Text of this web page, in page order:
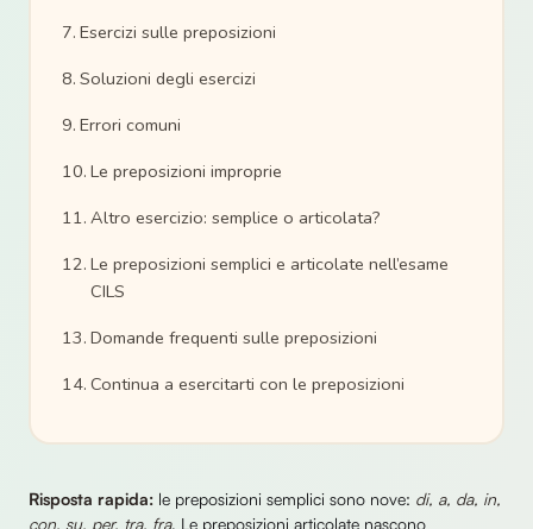
Esercizi sulle preposizioni
Soluzioni degli esercizi
Errori comuni
Le preposizioni improprie
Altro esercizio: semplice o articolata?
Le preposizioni semplici e articolate nell’esame
CILS
Domande frequenti sulle preposizioni
Continua a esercitarti con le preposizioni
Risposta rapida: le preposizioni semplici sono nove: di, a, da, in,
con, su, per, tra, fra. Le preposizioni articolate nascono